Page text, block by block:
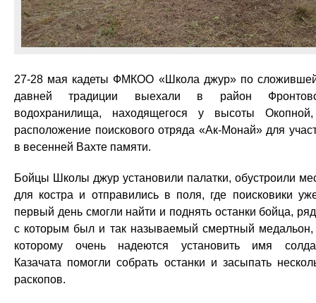
27-28 мая кадеты ФМКОО «Школа джур» по
давней традиции выехали в район
водохранилища, находящегося у высоты
расположение поискового отряда «Ак-Монай» для
в весенней Вахте памяти.
Бойцы Школы джур установили палатки, обустроили
для костра и отправились в поля, где поисковики
первый день смогли найти и поднять останки бойца,
с которым был и так называемый смертный медальон,
которому очень надеются установить имя
Казачата помогли собрать останки и засыпать
раскопов.